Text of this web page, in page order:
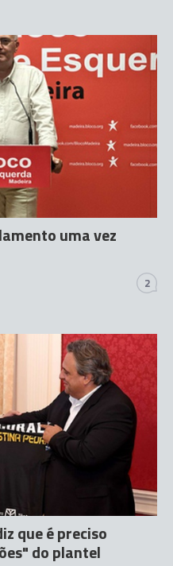
uma vez
2
que é preciso
do plantel